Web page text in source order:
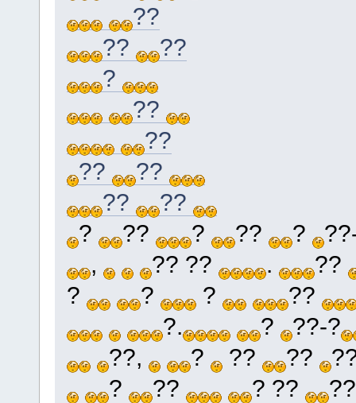
??
??
??
?
??
??
??
??
??
??
?
?? ? ?? ?
,
?? ?? .
??
?
? ?
??
?.
?
??-?
??,
? ?? ??
?
?? ? ??